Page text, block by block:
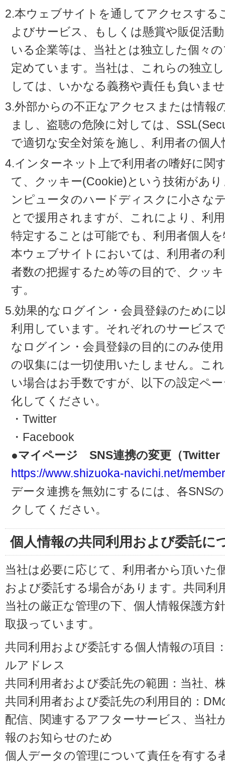
2.本ウェブサイトを通してアクセスする
よびサービス、もしくは懸賞や販促活
いる企業等は、当社とは独立した個々
定めています。当社は、これらの独立
しては、いかなる義務や責任も負いま
3.外部からの不正なアクセスまたは情報
まし、盗聴の危険に対しては、
で適切な安全対策を施し、利用者の個
4.インターネット上で利用者の嗜好に関
て、クッキー(Cookie)という技術があ
ンピュータのハードディスクに小さな
とで援用されますが、これにより、利
特定することは可能でも、利用者個人
本ウェブサイトにおいては、利用者の
者数の把握するため等の目的で、クッ
す。
5.効果的なログイン・会員登録のために
利用しています。それぞれのサービス
なログイン・会員登録の目的にのみ使
の収集には一切使用いたしません。こ
い場合はお手数ですが、以下の設定ペ
化してください。
・Twitter
・Facebook
●マイページ SNS連携の変更（Twitter
https://www.shizuoka-navichi.net/
データ連携を無効にするには、各SNS
クしてください。
個人情報の共同利用および委託に
当社は必要に応じて、利用者から頂いた
および委託する場合があります。共同利
当社の厳正な管理の下、個人情報保護方
取扱っています。
共同利用および委託する個人情報の項目
ルアドレス
共同利用者および委託先の範囲：当社、
共同利用者および委託先の利用目的：
配信、関連するアフターサービス、当社
報のお知らせのため
個人データの管理について責任を有する